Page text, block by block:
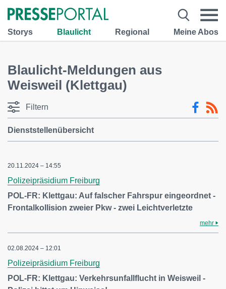
Storys Blaulicht Regional Meine Abos
Blaulicht-Meldungen aus
Weisweil (Klettgau)
Filtern
Dienststellenübersicht
20.11.2024 – 14:55
Polizeipräsidium Freiburg
POL-FR: Klettgau: Auf falscher Fahrspur eingeordnet -
Frontalkollision zweier Pkw - zwei Leichtverletzte
mehr
02.08.2024 – 12:01
Polizeipräsidium Freiburg
POL-FR: Klettgau: Verkehrsunfallflucht in Weisweil -